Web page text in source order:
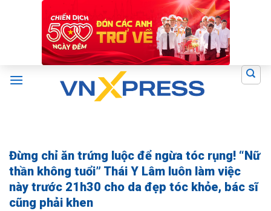
Đừng chỉ ăn trứng luộc để ngừa tóc rụng! “Nữ
thần không tuổi” Thái Y Lâm luôn làm việc
này trước 21h30 cho da đẹp tóc khỏe, bác sĩ
cũng phải khen